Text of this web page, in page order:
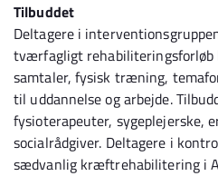
Tilbuddet
Deltagere i
tværfagligt rehabiliteringsforløb
samtaler, fysisk træning,
til uddannelse og arbejde.
fysioterapeuter, sygeplejerske,
socialrådgiver. Deltagere i
sædvanlig kræftrehabilitering i